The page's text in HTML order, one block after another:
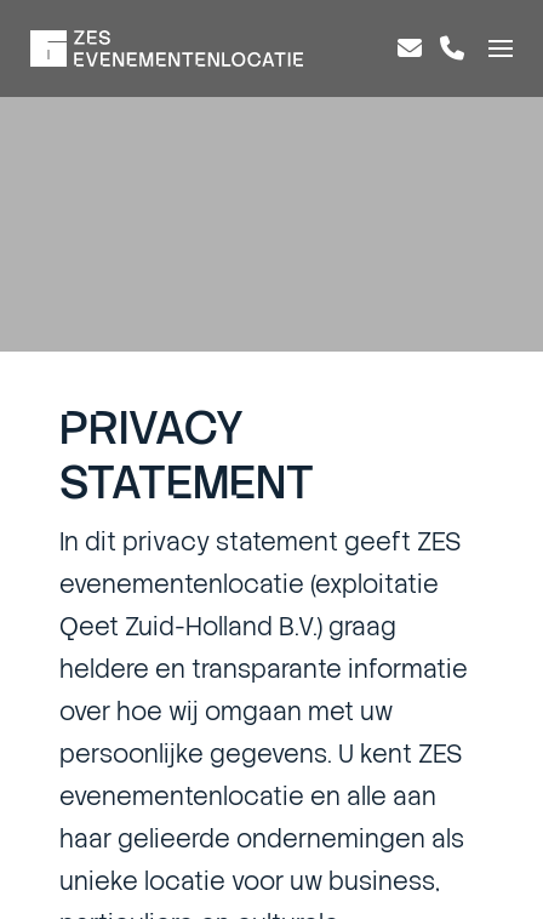
PRIVACY
STATEMENT
In dit privacy statement geeft ZES
evenementenlocatie (exploitatie
Qeet Zuid-Holland B.V.) graag
heldere en transparante informatie
over hoe wij omgaan met uw
persoonlijke gegevens. U kent ZES
evenementenlocatie en alle aan
haar gelieerde ondernemingen als
unieke locatie voor uw business,